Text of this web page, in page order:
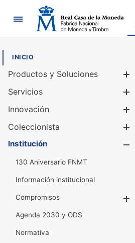
Navegación
INICIO
Productos y Soluciones
Servicios
Innovación
Coleccionista
Institución
130 Aniversario FNMT
Información institucional
Compromisos
Agenda 2030 y ODS
Normativa